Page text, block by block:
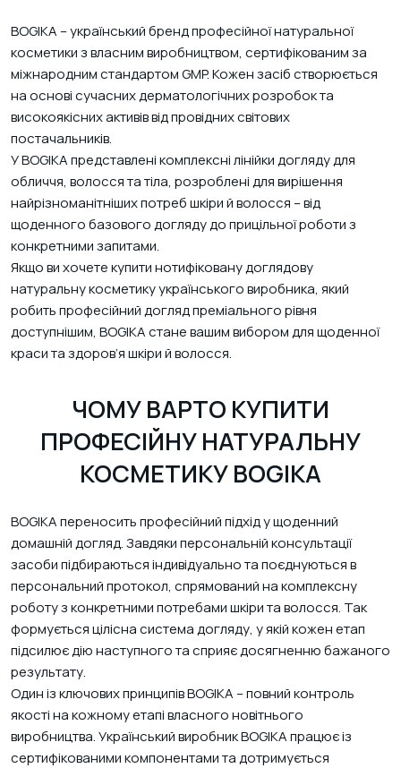
BOGIKA – український бренд професійної натуральної
косметики з власним виробництвом, сертифікованим за
міжнародним стандартом GMP. Кожен засіб створюється
на основі сучасних дерматологічних розробок та
високоякісних активів від провідних світових
постачальників.
У BOGIKA представлені комплексні лінійки догляду для
обличчя, волосся та тіла, розроблені для вирішення
найрізноманітніших потреб шкіри й волосся – від
щоденного базового догляду до прицільної роботи з
конкретними запитами.
Якщо ви хочете купити нотифіковану доглядову
натуральну косметику українського виробника, який
робить професійний догляд преміального рівня
доступнішим, BOGIKA стане вашим вибором для щоденної
краси та здоров’я шкіри й волосся.
ЧОМУ ВАРТО КУПИТИ
ПРОФЕСІЙНУ НАТУРАЛЬНУ
КОСМЕТИКУ BOGIKA
BOGIKA переносить професійний підхід у щоденний
домашній догляд. Завдяки персональній консультації
засоби підбираються індивідуально та поєднуються в
персональний протокол, спрямований на комплексну
роботу з конкретними потребами шкіри та волосся. Так
формується цілісна система догляду, у якій кожен етап
підсилює дію наступного та сприяє досягненню бажаного
результату.
Один із ключових принципів BOGIKA – повний контроль
якості на кожному етапі власного новітнього
виробництва. Український виробник BOGIKA працює із
сертифікованими компонентами та дотримується